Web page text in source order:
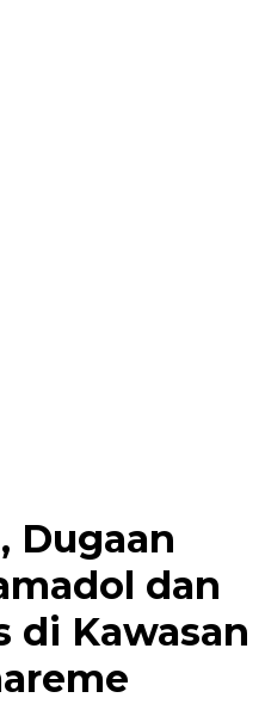
Dugaan
dan
di Kawasan